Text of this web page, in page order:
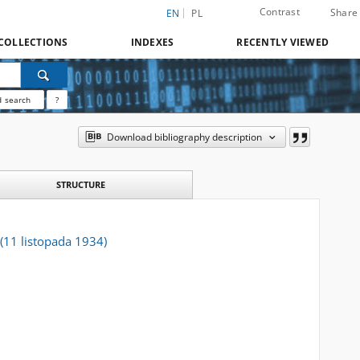
EN PL Contrast Share
INDEXES RECENTLY VIEWED
search ?
Download bibliography description
STRUCTURE
listopada 1934)